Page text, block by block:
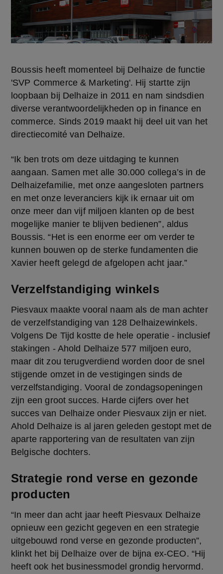
Boussis heeft momenteel bij Delhaize de functie
'SVP Commerce & Marketing'. Hij startte zijn
loopbaan bij Delhaize in 2011 en nam sindsdien
diverse verantwoordelijkheden op in finance en
commerce. Sinds 2019 maakt hij deel uit van het
directiecomité van Delhaize.
“Ik ben trots om deze uitdaging te kunnen
aangaan. Samen met alle 30.000 collega’s in de
Delhaizefamilie, met onze aangesloten partners
en met onze leveranciers kijk ik ernaar uit om
onze meer dan vijf miljoen klanten op de best
mogelijke manier te blijven bedienen”, aldus
Boussis. “Het is een enorme eer om verder te
kunnen bouwen op de sterke fundamenten die
Xavier heeft gelegd de afgelopen acht jaar.”
Verzelfstandiging winkels
Piesvaux maakte vooral naam als de man achter
de verzelfstandiging van 128 Delhaizewinkels.
Volgens De Tijd kostte de hele operatie - inclusief
stakingen - Ahold Delhaize 577 miljoen euro,
maar dit zou terugverdiend worden door de snel
stijgende omzet in de vestigingen sinds de
verzelfstandiging. Vooral de zondagsopeningen
zijn een groot succes. Harde cijfers over het
succes van Delhaize onder Piesvaux zijn er niet.
Ahold Delhaize is al jaren geleden gestopt met de
aparte rapportering van de resultaten van zijn
Belgische dochters.
Strategie rond verse en gezonde
producten
“In meer dan acht jaar heeft Piesvaux Delhaize
opnieuw een gezicht gegeven en een strategie
uitgebouwd rond verse en gezonde producten”,
klinkt het bij Delhaize over de bijna ex-CEO. “Hij
heeft ook het businessmodel grondig hervormd.